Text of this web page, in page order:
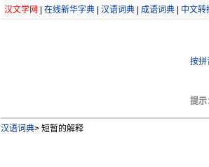
汉文学网 在线新华字典| 汉语词典| 成语词典| 中文转
按拼
提示
汉语词典>短暂的解释